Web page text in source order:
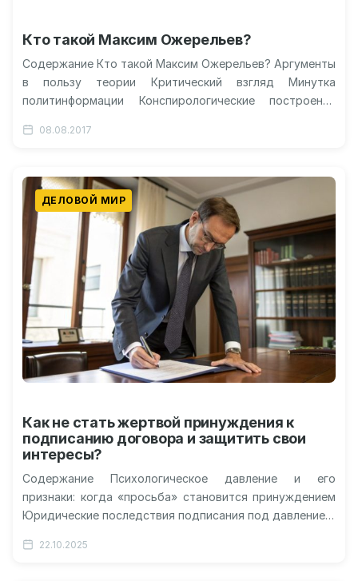
Кто такой Максим Ожерельев?
Содержание Кто такой Максим Ожерельев? Аргументы
в пользу теории Критический взгляд Минутка
политинформации Конспирологические построения
круглой Земли Максим Ожерельев –…
08.08.2017
ДЕЛОВОЙ МИР
Как не стать жертвой принуждения к
подписанию договора и защитить свои
интересы?
Содержание Психологическое давление и его
признаки: когда «просьба» становится принуждением
Юридические последствия подписания под давлением:
Уголовная ответственность Практические шаги
22.10.2025